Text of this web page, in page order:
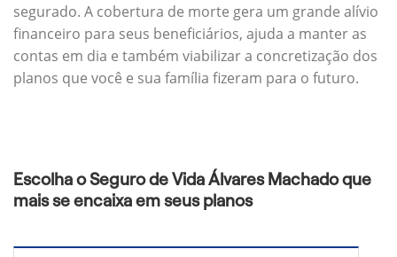
segurado. A cobertura de morte gera um grande alívio
financeiro para seus beneficiários, ajuda a manter as
contas em dia e também viabilizar a concretização dos
planos que você e sua família fizeram para o futuro.
Escolha o Seguro de Vida Álvares Machado que
mais se encaixa em seus planos